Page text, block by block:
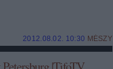
2012.08.02. 10:30 MÉSZY